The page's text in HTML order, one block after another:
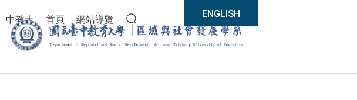
中教大
首頁
網站導覽
全站搜尋
ENGLISH